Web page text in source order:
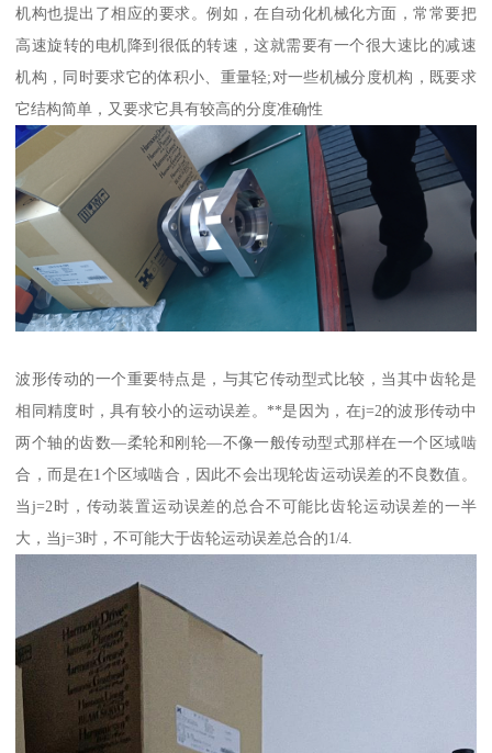
机构也提出了相应的要求。例如，在自动化机械化方面，常常要把
高速旋转的电机降到很低的转速，这就需要有一个很大速比的减速
机构，同时要求它的体积小、重量轻;对一些机械分度机构，既要求
它结构简单，又要求它具有较高的分度准确性
波形传动的一个重要特点是，与其它传动型式比较，当其中齿轮是
相同精度时，具有较小的运动误差。**是因为，在j=2的波形传动中
两个轴的齿数—柔轮和刚轮—不像一般传动型式那样在一个区域啮
合，而是在1个区域啮合，因此不会出现轮齿运动误差的不良数值。
当j=2时，传动装置运动误差的总合不可能比齿轮运动误差的一半
大，当j=3时，不可能大于齿轮运动误差总合的1/4.